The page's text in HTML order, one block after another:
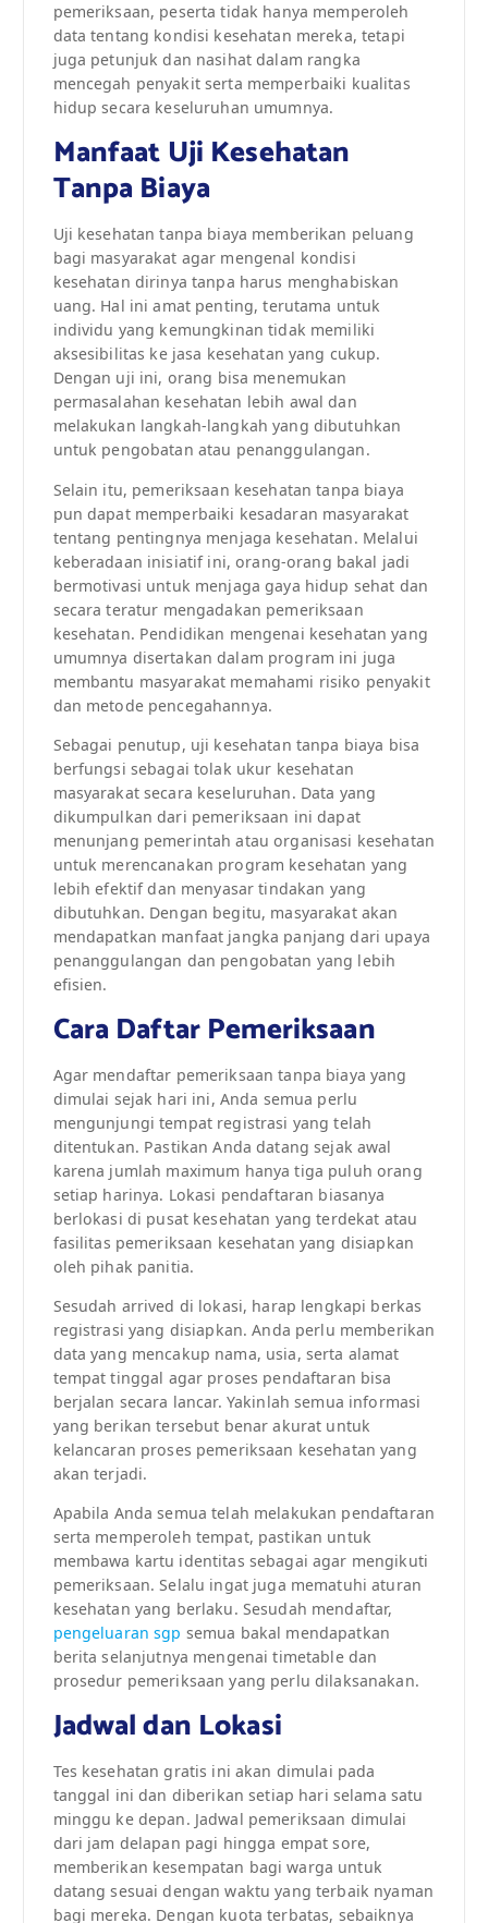
pemeriksaan, peserta tidak hanya memperoleh
data tentang kondisi kesehatan mereka, tetapi
juga petunjuk dan nasihat dalam rangka
mencegah penyakit serta memperbaiki kualitas
hidup secara keseluruhan umumnya.
Manfaat Uji Kesehatan
Tanpa Biaya
Uji kesehatan tanpa biaya memberikan peluang
bagi masyarakat agar mengenal kondisi
kesehatan dirinya tanpa harus menghabiskan
uang. Hal ini amat penting, terutama untuk
individu yang kemungkinan tidak memiliki
aksesibilitas ke jasa kesehatan yang cukup.
Dengan uji ini, orang bisa menemukan
permasalahan kesehatan lebih awal dan
melakukan langkah-langkah yang dibutuhkan
untuk pengobatan atau penanggulangan.
Selain itu, pemeriksaan kesehatan tanpa biaya
pun dapat memperbaiki kesadaran masyarakat
tentang pentingnya menjaga kesehatan. Melalui
keberadaan inisiatif ini, orang-orang bakal jadi
bermotivasi untuk menjaga gaya hidup sehat dan
secara teratur mengadakan pemeriksaan
kesehatan. Pendidikan mengenai kesehatan yang
umumnya disertakan dalam program ini juga
membantu masyarakat memahami risiko penyakit
dan metode pencegahannya.
Sebagai penutup, uji kesehatan tanpa biaya bisa
berfungsi sebagai tolak ukur kesehatan
masyarakat secara keseluruhan. Data yang
dikumpulkan dari pemeriksaan ini dapat
menunjang pemerintah atau organisasi kesehatan
untuk merencanakan program kesehatan yang
lebih efektif dan menyasar tindakan yang
dibutuhkan. Dengan begitu, masyarakat akan
mendapatkan manfaat jangka panjang dari upaya
penanggulangan dan pengobatan yang lebih
efisien.
Cara Daftar Pemeriksaan
Agar mendaftar pemeriksaan tanpa biaya yang
dimulai sejak hari ini, Anda semua perlu
mengunjungi tempat registrasi yang telah
ditentukan. Pastikan Anda datang sejak awal
karena jumlah maximum hanya tiga puluh orang
setiap harinya. Lokasi pendaftaran biasanya
berlokasi di pusat kesehatan yang terdekat atau
fasilitas pemeriksaan kesehatan yang disiapkan
oleh pihak panitia.
Sesudah arrived di lokasi, harap lengkapi berkas
registrasi yang disiapkan. Anda perlu memberikan
data yang mencakup nama, usia, serta alamat
tempat tinggal agar proses pendaftaran bisa
berjalan secara lancar. Yakinlah semua informasi
yang berikan tersebut benar akurat untuk
kelancaran proses pemeriksaan kesehatan yang
akan terjadi.
Apabila Anda semua telah melakukan pendaftaran
serta memperoleh tempat, pastikan untuk
membawa kartu identitas sebagai agar mengikuti
pemeriksaan. Selalu ingat juga mematuhi aturan
kesehatan yang berlaku. Sesudah mendaftar,
pengeluaran sgp semua bakal mendapatkan
berita selanjutnya mengenai timetable dan
prosedur pemeriksaan yang perlu dilaksanakan.
Jadwal dan Lokasi
Tes kesehatan gratis ini akan dimulai pada
tanggal ini dan diberikan setiap hari selama satu
minggu ke depan. Jadwal pemeriksaan dimulai
dari jam delapan pagi hingga empat sore,
memberikan kesempatan bagi warga untuk
datang sesuai dengan waktu yang terbaik nyaman
bagi mereka. Dengan kuota terbatas, sebaiknya